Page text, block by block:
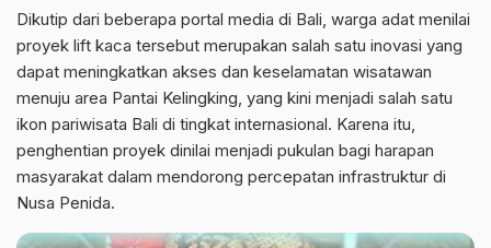
Dikutip dari beberapa portal media di Bali, warga adat menilai
proyek lift kaca tersebut merupakan salah satu inovasi yang
dapat meningkatkan akses dan keselamatan wisatawan
menuju area Pantai Kelingking, yang kini menjadi salah satu
ikon pariwisata Bali di tingkat internasional. Karena itu,
penghentian proyek dinilai menjadi pukulan bagi harapan
masyarakat dalam mendorong percepatan infrastruktur di
Nusa Penida.